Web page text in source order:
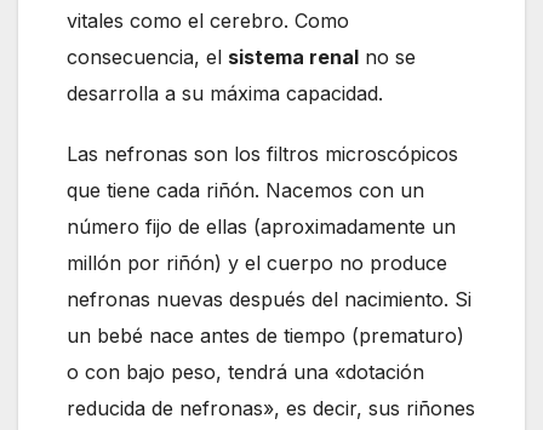
vitales como el cerebro. Como
consecuencia, el sistema renal no se
desarrolla a su máxima capacidad.
Las nefronas son los filtros microscópicos
que tiene cada riñón. Nacemos con un
número fijo de ellas (aproximadamente un
millón por riñón) y el cuerpo no produce
nefronas nuevas después del nacimiento. Si
un bebé nace antes de tiempo (prematuro)
o con bajo peso, tendrá una «dotación
reducida de nefronas», es decir, sus riñones